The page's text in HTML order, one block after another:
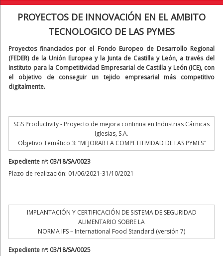
PROYECTOS DE INNOVACIÓN EN EL AMBITO
TECNOLOGICO DE LAS PYMES
Proyectos financiados por el Fondo Europeo de Desarrollo Regional
(FEDER) de la Unión Europea y la Junta de Castilla y León, a través del
Instituto para la Competitividad Empresarial de Castilla y León (ICE), con
el objetivo de conseguir un tejido empresarial más competitivo
digitalmente.
SGS Productivity - Proyecto de mejora continua en Industrias Cárnicas
Iglesias, S.A.
Objetivo Temático 3: “MEJORAR LA COMPETITIVIDAD DE LAS PYMES”
Expediente nº: 03/18/SA/0023
Plazo de realización: 01/06/2021-31/10/2021
IMPLANTACIÓN Y CERTIFICACIÓN DE SISTEMA DE SEGURIDAD
ALIMENTARIO SOBRE LA
NORMA IFS – International Food Standard (versión 7)
Expediente nº: 03/18/SA/0025